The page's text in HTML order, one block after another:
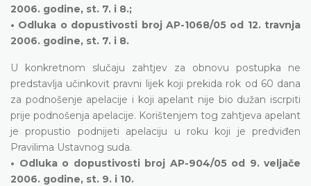
2006. godine, st. 7. i 8.;
• Odluka o dopustivosti broj AP-1068/05 od 12. travnja
2006. godine, st. 7. i 8.
U konkretnom slučaju zahtjev za obnovu postupka ne
predstavlja učinkovit pravni lijek koji prekida rok od 60 dana
za podnošenje apelacije i koji apelant nije bio dužan iscrpiti
prije podnošenja apelacije. Korištenjem tog zahtjeva apelant
je propustio podnijeti apelaciju u roku koji je predviđen
Pravilima Ustavnog suda.
• Odluka o dopustivosti broj AP-904/05 od 9. veljače
2006. godine, st. 9. i 10.